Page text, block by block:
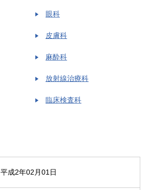
眼科
皮膚科
麻酔科
放射線治療科
臨床検査科
平成2年02月01日